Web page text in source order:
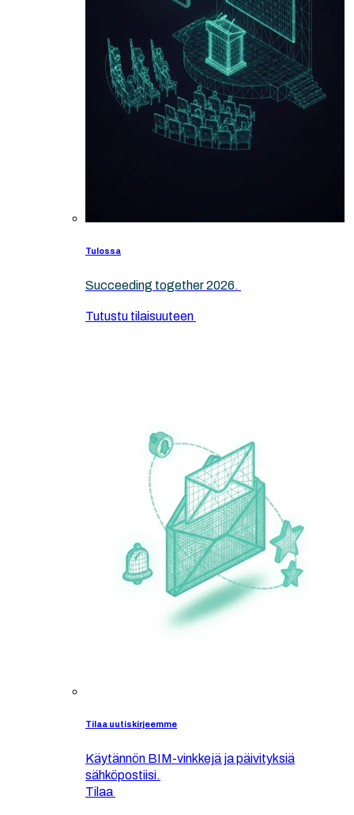
Tulossa
Succeeding together 2026.
Tutustu tilaisuuteen
Tilaa uutiskirjeemme
Käytännön BIM-vinkkejä ja päivityksiä
sähköpostiisi.
Tilaa